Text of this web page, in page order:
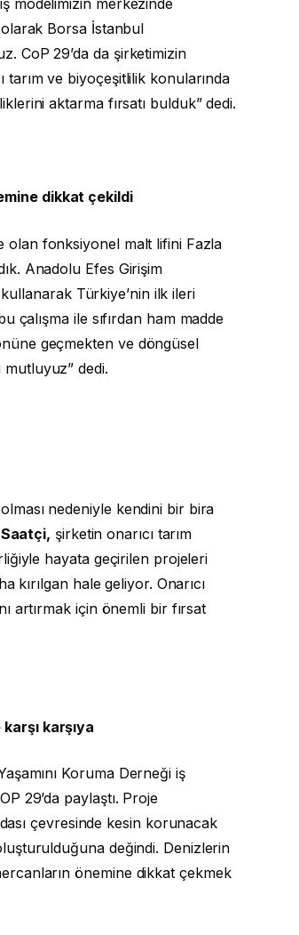
Borsa İstanbul
CoP 29’da da şirketimizin
ve biyoçeşitlilik konularında
aktarma fırsatı bulduk” dedi.
dikkat çekildi
olan fonksiyonel malt lifini Fazla
Anadolu Efes Girişim
Türkiye’nin ilk ileri
çalışma ile sıfırdan ham madde
geçmekten ve döngüsel
dedi.
nedeniyle kendini bir bira
Saatçi, şirketin onarıcı tarım
hayata geçirilen projeleri
kırılgan hale geliyor. Onarıcı
artırmak için önemli bir fırsat
karşıya
Koruma Derneği iş
29’da paylaştı. Proje
çevresinde kesin korunacak
değindi. Denizlerin
önemine dikkat çekmek